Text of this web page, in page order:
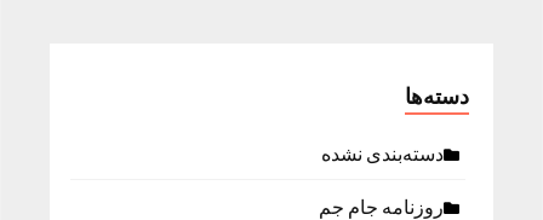
دسته‌ها
دسته‌بندی نشده
روزنامه جام جم